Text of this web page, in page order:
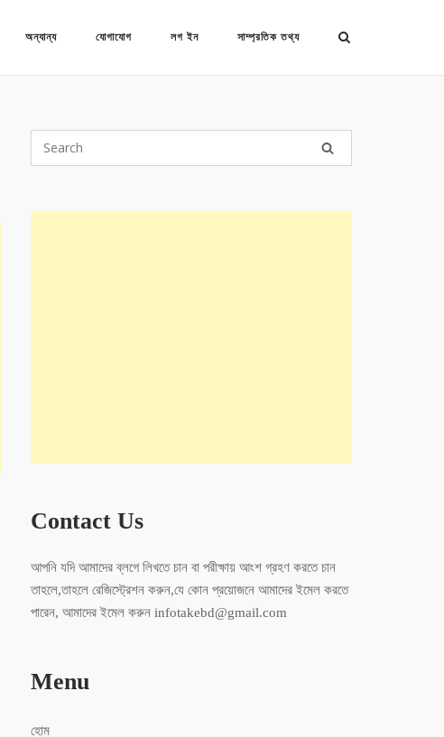
অন্যান্য যোগাযোগ লগ ইন সাম্প্রতিক তথ্য
Contact Us
আপনি যদি আমাদের ব্লগে লিখতে চান বা পরীক্ষায় আংশ গ্রহণ করতে চান
তাহলে,তাহলে রেজিস্ট্রেশন করুন,যে কোন প্রয়োজনে আমাদের ইমেল করতে
পারেন, আমাদের ইমেল করুন infotakebd@gmail.com
Menu
হোম